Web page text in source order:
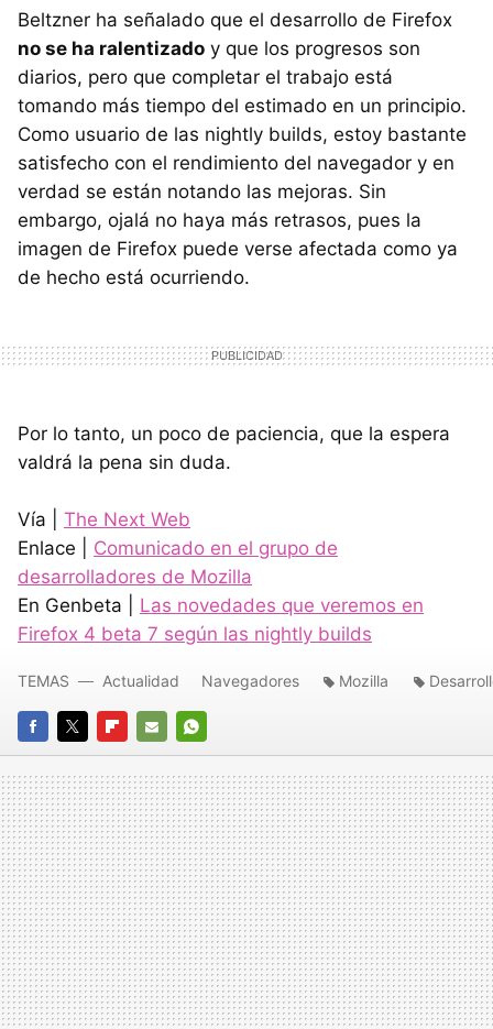
Beltzner ha señalado que el desarrollo de Firefox
no se ha ralentizado y que los progresos son
diarios, pero que completar el trabajo está
tomando más tiempo del estimado en un principio.
Como usuario de las nightly builds, estoy bastante
satisfecho con el rendimiento del navegador y en
verdad se están notando las mejoras. Sin
embargo, ojalá no haya más retrasos, pues la
imagen de Firefox puede verse afectada como ya
de hecho está ocurriendo.
Por lo tanto, un poco de paciencia, que la espera
valdrá la pena sin duda.
Vía | The Next Web
Enlace | Comunicado en el grupo de
desarrolladores de Mozilla
En Genbeta | Las novedades que veremos en
Firefox 4 beta 7 según las nightly builds
FACEBOOK
TWITTERFLIPBOARD
E-
MAIL
WHATSAPP
TEMAS Actualidad Navegadores Mozilla